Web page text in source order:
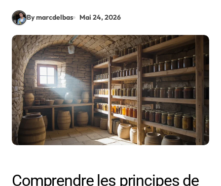
By marcdelbas Mai 24, 2026
Comprendre les principes de